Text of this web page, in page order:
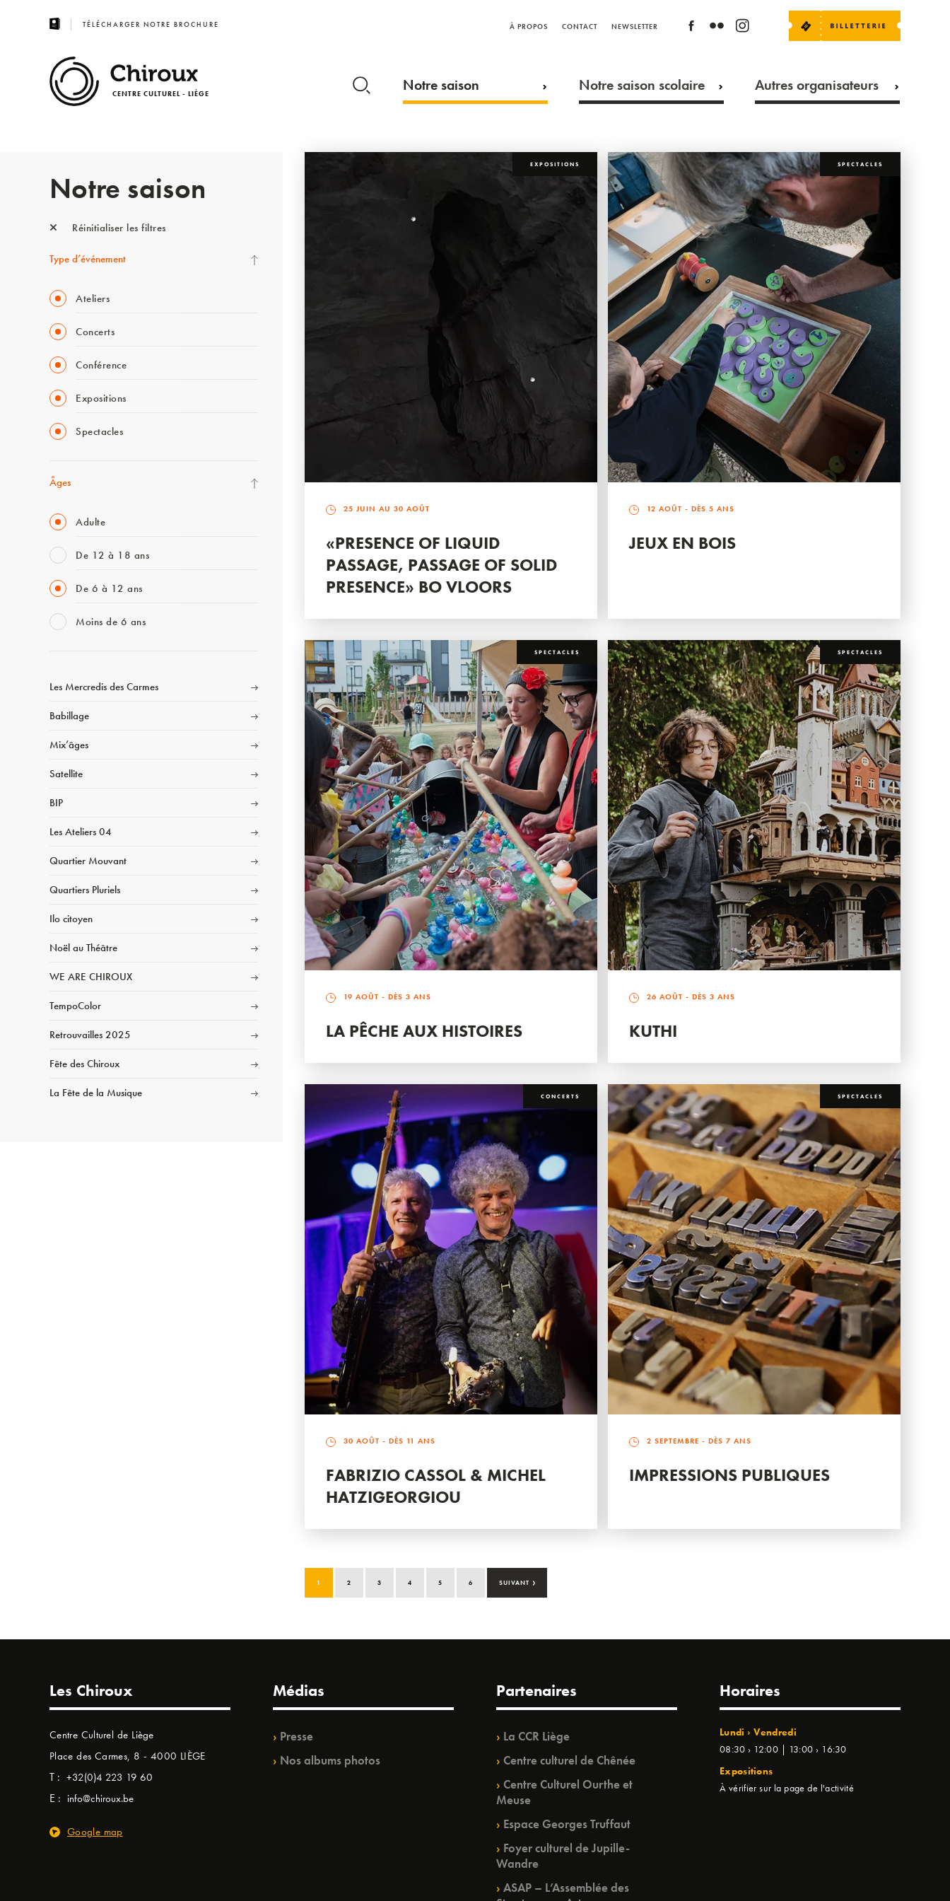
TÉLÉCHARGER NOTRE BROCHURE À PROPOS CONTACT NEWSLETTER
CENTRE CULTUREL - LIÈGE Notre saison Notre saison scolaire Autres organisateurs
Notre saison
Réinitialiser les filtres
Type d’événement
Ateliers
Concerts
Conférence
Expositions
Spectacles
Âges
Adulte
De 12 à 18 ans
De 6 à 12 ans
Moins de 6 ans
Les Mercredis des Carmes
Babillage
Mix’âges
Satellite
BIP
Les Ateliers 04
Quartier Mouvant
Quartiers Pluriels
Ilo citoyen
Noël au Théâtre
WE ARE CHIROUX
TempoColor
Retrouvailles 2025
Fête des Chiroux
La Fête de la Musique
EXPOSITIONS
25 JUIN AU 30 AOÛT
«PRESENCE OF LIQUID
PASSAGE, PASSAGE OF SOLID
PRESENCE» BO VLOORS
SPECTACLES
12 AOÛT - DÈS 5 ANS
JEUX EN BOIS
SPECTACLES
19 AOÛT - DÈS 3 ANS
LA PÊCHE AUX HISTOIRES
SPECTACLES
26 AOÛT - DÈS 3 ANS
KUTHI
CONCERTS
30 AOÛT - DÈS 11 ANS
FABRIZIO CASSOL & MICHEL
HATZIGEORGIOU
SPECTACLES
2 SEPTEMBRE - DÈS 7 ANS
IMPRESSIONS PUBLIQUES
1 2 3 4 5 6 SUIVANT ›
Les Chiroux
Centre Culturel de Liège
Place des Carmes, 8 - 4000 LIÈGE
T : +32(0)4 223 19 60
E : info@chiroux.be
Google map
Médias
Presse
Nos albums photos
Partenaires
La CCR Liège
Centre culturel de Chênée
Centre Culturel Ourthe et
Meuse
Espace Georges Truffaut
Foyer culturel de Jupille-
Wandre
ASAP – L’Assemblée des
Horaires
Lundi › Vendredi
08:30 › 12:00 | 13:00 › 16:30
Expositions
À vérifier sur la page de l'activité